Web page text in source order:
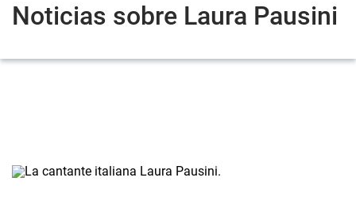
Noticias sobre Laura Pausini